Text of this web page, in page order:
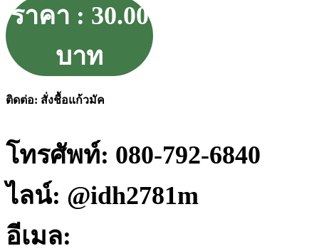
ราคา : 30.00
บาท
ติดต่อ: สั่งชื้อแก้วมัค
โทรศัพท์: 080-792-6840
ไลน์: @idh2781m
อีเมล: